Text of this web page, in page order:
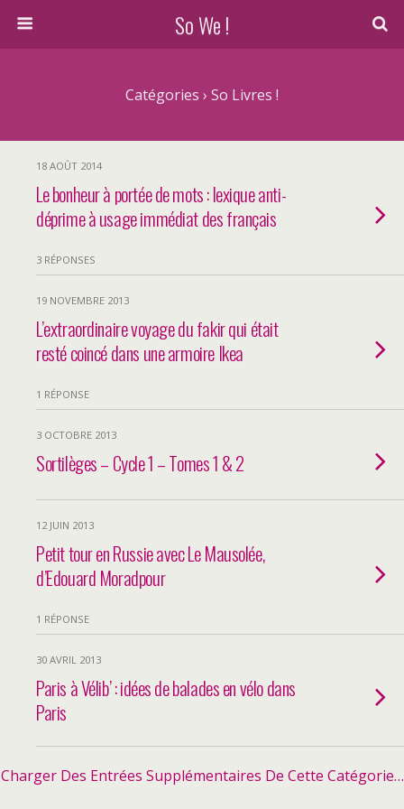
So We !
Catégories › So Livres !
18 AOÛT 2014
Le bonheur à portée de mots : lexique anti-
déprime à usage immédiat des français
3 RÉPONSES
19 NOVEMBRE 2013
L’extraordinaire voyage du fakir qui était
resté coincé dans une armoire Ikea
1 RÉPONSE
3 OCTOBRE 2013
Sortilèges – Cycle 1 – Tomes 1 & 2
12 JUIN 2013
Petit tour en Russie avec Le Mausolée,
d’Edouard Moradpour
1 RÉPONSE
30 AVRIL 2013
Paris à Vélib’ : idées de balades en vélo dans
Paris
Charger Des Entrées Supplémentaires De Cette Catégorie…